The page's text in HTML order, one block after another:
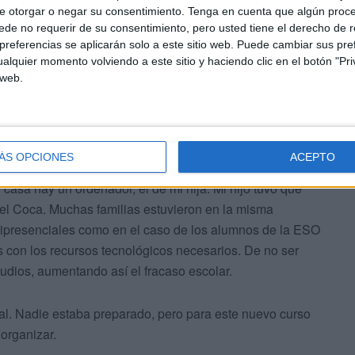
otorgar o negar su consentimiento. Tenga en cuenta que algún
no requerir de su consentimiento, pero usted tiene el derecho de
se aplicarán solo a este sitio web. Puede cambiar sus
momento volviendo a este sitio y haciendo clic en el botón
OPCIONES ACEPTO
Rodríguez.
con patologías -operado por una malformación-
Como ella, muchos padres no llevarían a sus hijos al
hace que la vuelta al colegio sea una situación
Esta problemática se acentuó a finales del curso
hay un ordenador, el de mi hija. Mi hijo tuvo que
Coca. Muchas familias estuvieron en la misma
como en el caso de los alumnos de la ESO
los recursos tecnológicos necesarios. De no ser
aumentando así el fracaso escolar.
Nadie estaba preparado, pero para este nuevo curso